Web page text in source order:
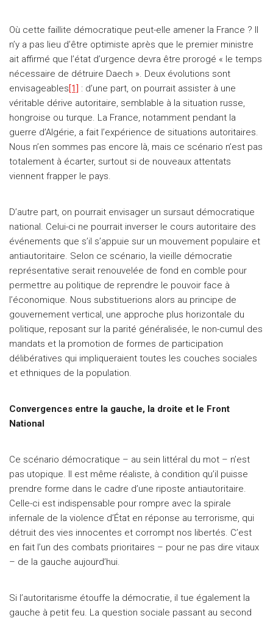
Où cette faillite démocratique peut-elle amener la France ? Il
n’y a pas lieu d’être optimiste après que le premier ministre
ait affirmé que l’état d’urgence devra être prorogé « le temps
nécessaire de détruire Daech ». Deux évolutions sont
envisageables[1] : d’une part, on pourrait assister à une
véritable dérive autoritaire, semblable à la situation russe,
hongroise ou turque. La France, notamment pendant la
guerre d’Algérie, a fait l’expérience de situations autoritaires.
Nous n’en sommes pas encore là, mais ce scénario n’est pas
totalement à écarter, surtout si de nouveaux attentats
viennent frapper le pays.
D’autre part, on pourrait envisager un sursaut démocratique
national. Celui-ci ne pourrait inverser le cours autoritaire des
événements que s’il s’appuie sur un mouvement populaire et
antiautoritaire. Selon ce scénario, la vieille démocratie
représentative serait renouvelée de fond en comble pour
permettre au politique de reprendre le pouvoir face à
l’économique. Nous substituerions alors au principe de
gouvernement vertical, une approche plus horizontale du
politique, reposant sur la parité généralisée, le non-cumul des
mandats et la promotion de formes de participation
délibératives qui impliqueraient toutes les couches sociales
et ethniques de la population.
Convergences entre la gauche, la droite et le Front
National
Ce scénario démocratique – au sein littéral du mot – n’est
pas utopique. Il est même réaliste, à condition qu’il puisse
prendre forme dans le cadre d’une riposte antiautoritaire.
Celle-ci est indispensable pour rompre avec la spirale
infernale de la violence d’État en réponse au terrorisme, qui
détruit des vies innocentes et corrompt nos libertés. C’est
en fait l’un des combats prioritaires – pour ne pas dire vitaux
– de la gauche aujourd’hui.
Si l’autoritarisme étouffe la démocratie, il tue également la
gauche à petit feu. La question sociale passant au second